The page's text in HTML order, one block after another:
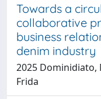
Towards a
collaborative
business
denim industry
2025 Dominidiato,
Frida